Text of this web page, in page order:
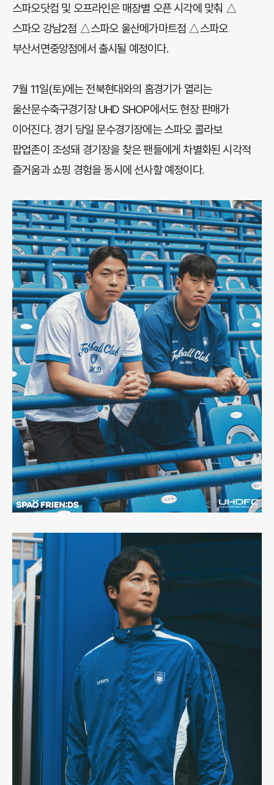
스파오닷컴 및 오프라인은 매장별 오픈 시각에 맞춰 △
스파오 강남2점 △스파오 울산메가마트점 △스파오
부산서면중앙점에서 출시될 예정이다.
7월 11일(토)에는 전북현대와의 홈경기가 열리는
울산문수축구경기장 UHD SHOP에서도 현장 판매가
이어진다. 경기 당일 문수경기장에는 스파오 콜라보
팝업존이 조성돼 경기장을 찾은 팬들에게 차별화된 시각적
즐거움과 쇼핑 경험을 동시에 선사할 예정이다.